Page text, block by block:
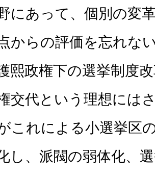
にあって、個別の変
からの評価を忘れな
熙政権下の選挙制度
交代という理想には
これによる小選挙区
し、派閥の弱体化、